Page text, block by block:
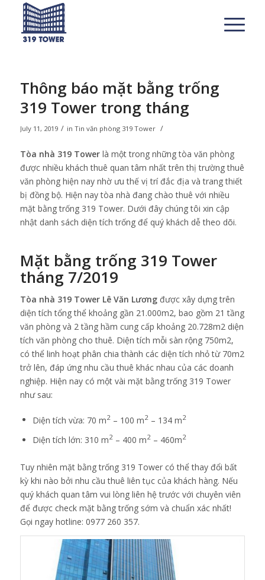
Thông báo mặt bằng trống
319 Tower trong tháng
July 11, 2019 / in Tin văn phòng 319 Tower /
Tòa nhà 319 Towerlà một trong những tòa văn phòng
được nhiều khách thuê quan tâm nhất trên thị trường thuê
văn phòng hiện nay nhờ ưu thế vị trí đắc địa và trang thiết
bị đồng bộ. Hiện nay tòa nhà đang chào thuê với nhiều
mặt bằng trống 319 Tower. Dưới đây chúng tôi xin cập
nhật danh sách diện tích trống để quý khách dễ theo dõi.
Mặt bằng trống 319 Tower
tháng 7/2019
Tòa nhà 319 Tower Lê Văn Lươngđược xây dựng trên
diện tích tổng thể khoảng gần 21.000m2, bao gồm 21 tầng
văn phòng và 2 tầng hầm cung cấp khoảng 20.728m2 diện
tích văn phòng cho thuê. Diện tích mỗi sàn rộng 750m2,
có thể linh hoạt phân chia thành các diện tích nhỏ từ 70m2
trở lên, đáp ứng nhu cầu thuê khác nhau của các doanh
nghiệp. Hiện nay có một vài mặt bằng trống 319 Tower
như sau:
Diện tích vừa: 70 m2– 100 m2– 134 m2
Diện tích lớn: 310 m2– 400 m2– 460m2
Tuy nhiên mặt bằng trống 319 Tower có thể thay đổi bất
kỳ khi nào bởi nhu cầu thuê liên tục của khách hàng. Nếu
quý khách quan tâm vui lòng liên hệ trước với chuyên viên
để được check mặt bằng trống sớm và chuẩn xác nhất!
Gọi ngay hotline: 0977 260 357.